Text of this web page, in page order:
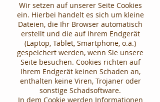
Wir setzen auf unserer Seite Cookies
ein. Hierbei handelt es sich um kleine
Dateien, die Ihr Browser automatisch
erstellt und die auf Ihrem Endgerät
(Laptop, Tablet, Smartphone, o.ä.)
gespeichert werden, wenn Sie unsere
Seite besuchen. Cookies richten auf
Ihrem Endgerät keinen Schaden an,
enthalten keine Viren, Trojaner oder
sonstige Schadsoftware.
In dem Cookie werden Informationen